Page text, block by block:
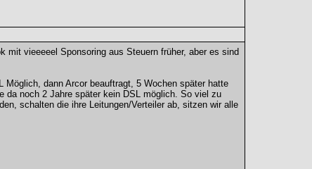
mit vieeeeel Sponsoring aus Steuern früher, aber es sind
dann Arcor beauftragt, 5 Wochen später hatte
da noch 2 Jahre später kein DSL möglich. So viel zu
schalten die ihre Leitungen/Verteiler ab, sitzen wir alle